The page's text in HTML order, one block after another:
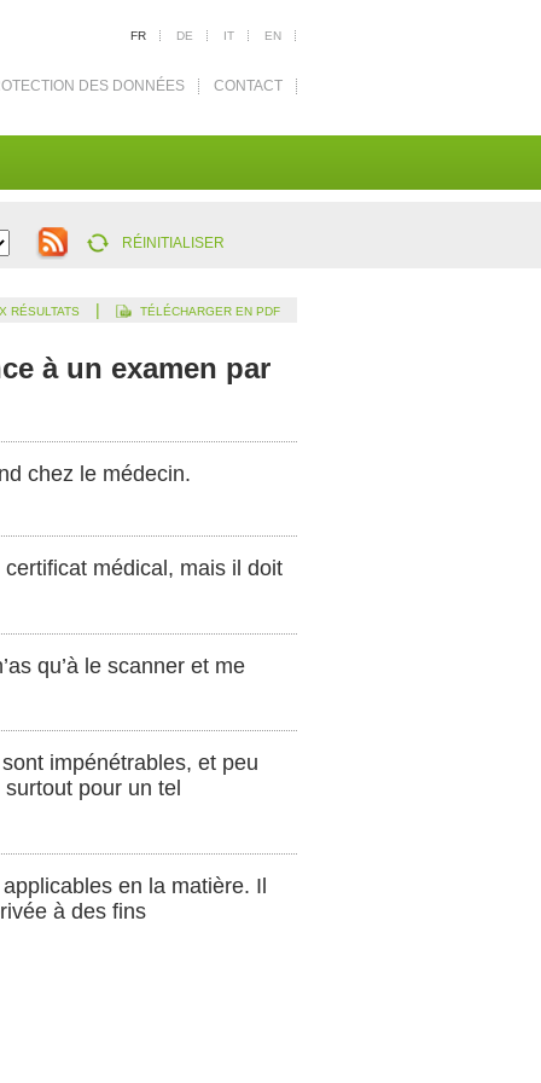
FR DE IT EN
DES DONNÉES CONTACT
RÉINITIALISER
RÉSULTATS | TÉLÉCHARGER EN PDF
à un examen par
chez le médecin.
médical, mais il doit
qu’à le scanner et me
impénétrables, et peu
pour un tel
en la matière. Il
à des fins